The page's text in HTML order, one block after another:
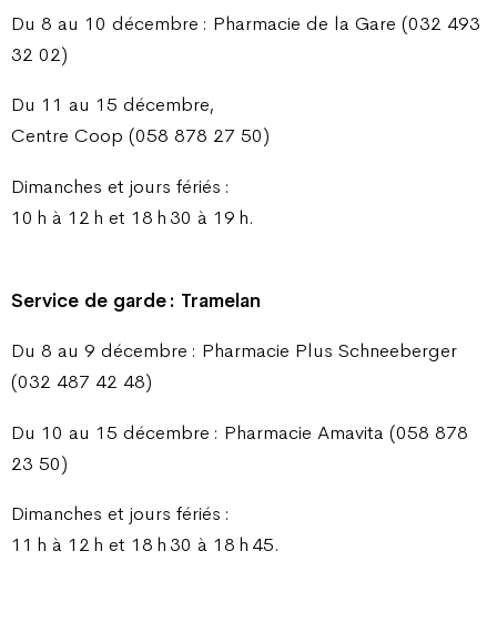
Du 8 au 10 décembre : Pharmacie de la Gare (032 493
32 02)
Du 11 au 15 décembre,
Centre Coop (058 878 27 50)
Dimanches et jours fériés :
10 h à 12 h et 18 h 30 à 19 h.
Service de garde : Tramelan
Du 8 au 9 décembre : Pharmacie Plus Schneeberger
(032 487 42 48)
Du 10 au 15 décembre : Pharmacie Amavita (058 878
23 50)
Dimanches et jours fériés :
11 h à 12 h et 18 h 30 à 18 h 45.